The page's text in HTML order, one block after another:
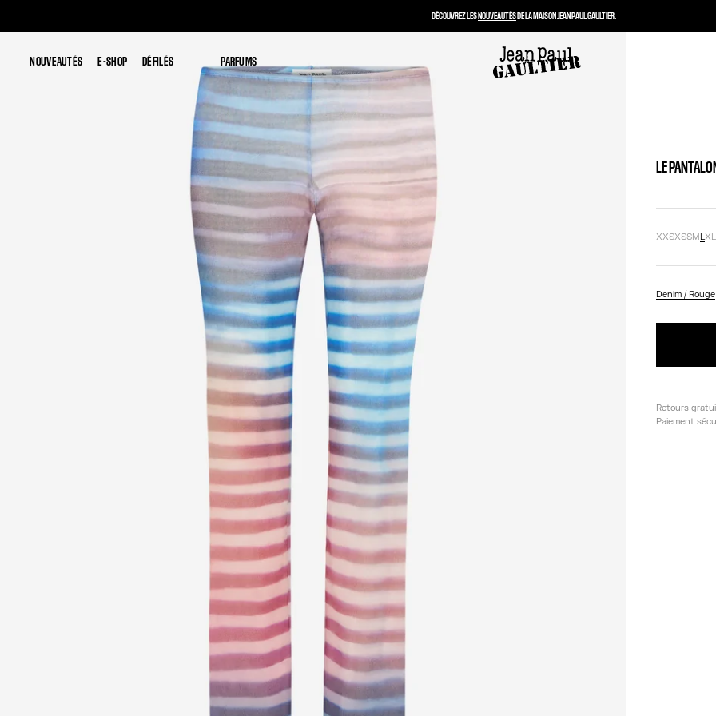
NOUVEAUTÉS E-SHOP DÉFILÉS PARFUMS
NOUVEAUTÉS E-SHOP DÉFILÉS PARFUMS
LE
XXSXSSMLXL
Denim / Rouge
Retours
Paiement
DÉCOUVREZ LESNOUVEAUTÉSDE LA MAISON JEAN PAUL GAULTIER.